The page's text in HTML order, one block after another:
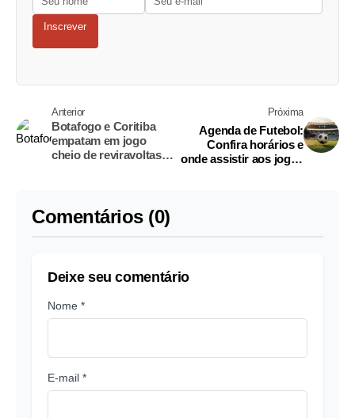
Inscrever
Anterior
Botafogo e Coritiba
empatam em jogo
cheio de reviravoltas
Próxima
Agenda de Futebol:
Confira horários e
onde assistir aos jogos
Comentários (0)
Deixe seu comentário
Nome *
E-mail *